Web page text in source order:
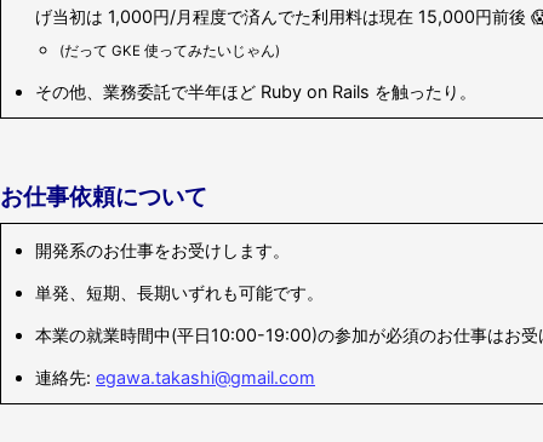
げ当初は 1,000円/月程度で済んでた利用料は現在 15,000円前後
(だって GKE 使ってみたいじゃん)
その他、業務委託で半年ほど Ruby on Rails を触ったり。
お仕事依頼について
開発系のお仕事をお受けします。
単発、短期、長期いずれも可能です。
本業の就業時間中(平日10:00-19:00)の参加が必須のお仕事はお受
連絡先: egawa.takashi@gmail.com